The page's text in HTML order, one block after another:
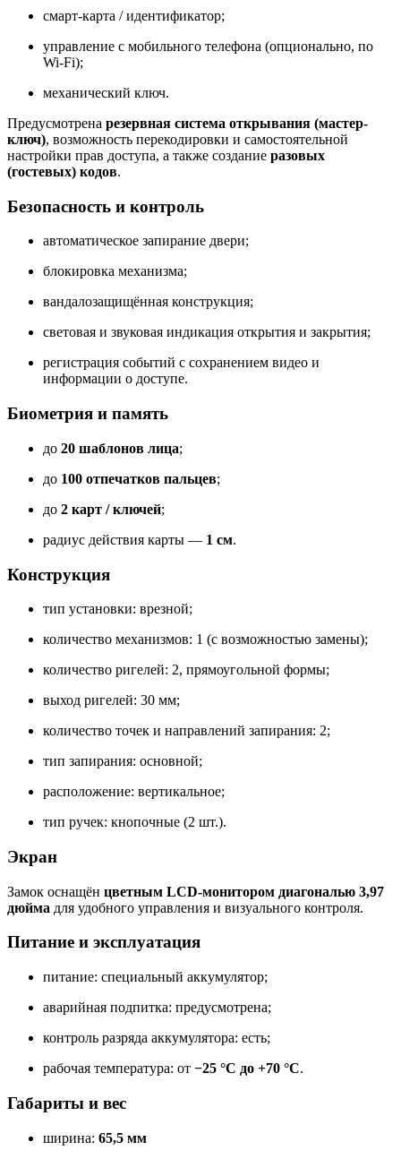
смарт-карта / идентификатор;
управление с мобильного телефона (опционально, по
Wi-Fi);
механический ключ.
Предусмотрена резервная система открывания (мастер-
ключ), возможность перекодировки и самостоятельной
настройки прав доступа, а также создание разовых
(гостевых) кодов.
Безопасность и контроль
автоматическое запирание двери;
блокировка механизма;
вандалозащищённая конструкция;
световая и звуковая индикация открытия и закрытия;
регистрация событий с сохранением видео и
информации о доступе.
Биометрия и память
до 20 шаблонов лица;
до 100 отпечатков пальцев;
до 2 карт / ключей;
радиус действия карты — 1 см.
Конструкция
тип установки: врезной;
количество механизмов: 1 (с возможностью замены);
количество ригелей: 2, прямоугольной формы;
выход ригелей: 30 мм;
количество точек и направлений запирания: 2;
тип запирания: основной;
расположение: вертикальное;
тип ручек: кнопочные (2 шт.).
Экран
Замок оснащён цветным LCD-монитором диагональю 3,97
дюйма для удобного управления и визуального контроля.
Питание и эксплуатация
питание: специальный аккумулятор;
аварийная подпитка: предусмотрена;
контроль разряда аккумулятора: есть;
рабочая температура: от −25 °C до +70 °C.
Габариты и вес
ширина: 65,5 мм